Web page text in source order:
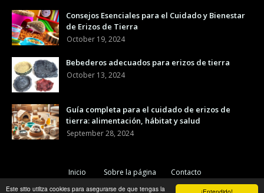
Este sitio utiliza cookies para asegurarse de que tengas la
Consejos Esenciales para el Cuidado y Bienestar
de Erizos de Tierra
October 19, 2024
Bebederos adecuados para erizos de tierra
October 13, 2024
Guía completa para el cuidado de erizos de
tierra: alimentación, hábitat y salud
September 28, 2024
Inicio Sobre la página
Contacto
Copyright ©2026Erizopedia